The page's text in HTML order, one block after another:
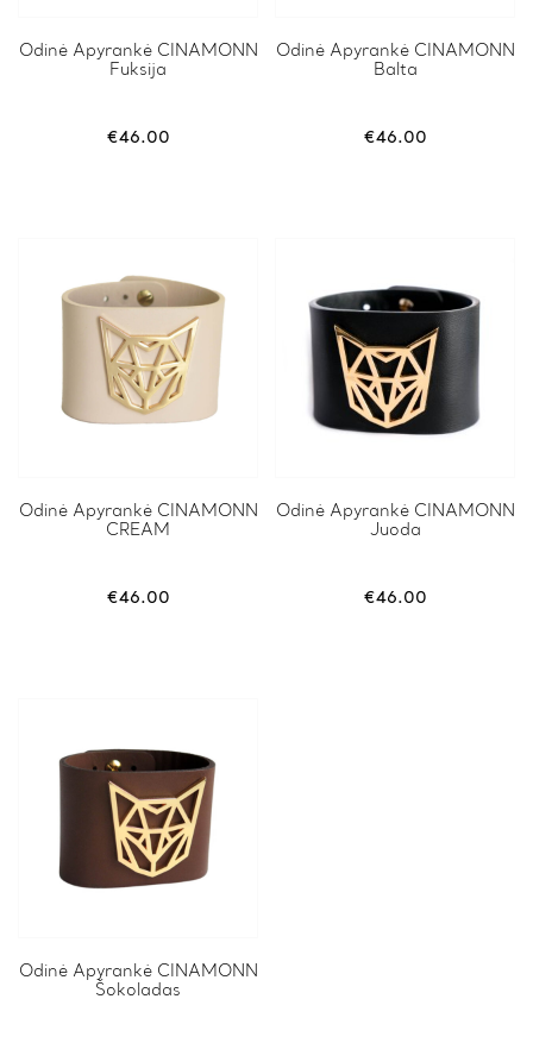
Odinė Apyrankė CINAMONN
Fuksija
€46.00
Odinė Apyrankė CINAMONN
Balta
€46.00
Odinė Apyrankė CINAMONN
CREAM
€46.00
Odinė Apyrankė CINAMONN
Juoda
€46.00
Odinė Apyrankė CINAMONN
Šokoladas